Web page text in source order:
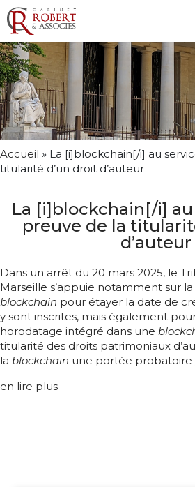
Accueil » La [i]blockchain[/i] au
titularité d’un droit d’auteur
La [i]blockchain[/i]
preuve de la
d’auteur
Dans un arrêt du 20 mars 2025, le
Marseille s’appuie notamment sur
blockchain pour étayer la date de
y sont inscrites, mais également
horodatage intégré dans une
titularité des droits patrimoniaux
la blockchain une portée probatoire
en lire plus